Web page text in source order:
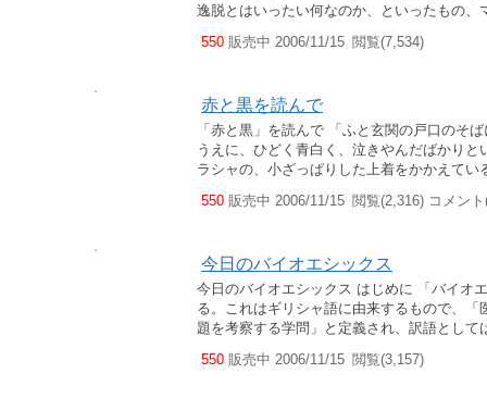
逸脱とはいったい何なのか、といったもの
550 販売中 2006/11/15 閲覧(7,534)
赤と黒を読んで
「赤と黒」を読んで 「ふと玄関の戸口のそ
うえに、ひどく青白く、泣きやんだばかり
ラシャの、小ざっぱりした上着をかかえて
550 販売中 2006/11/15 閲覧(2,316) コメント
今日のバイオエシックス
今日のバイオエシックス はじめに 「バイオ
る。これはギリシャ語に由来するもので、
題を考察する学問」と定義され、訳語とし
550 販売中 2006/11/15 閲覧(3,157)